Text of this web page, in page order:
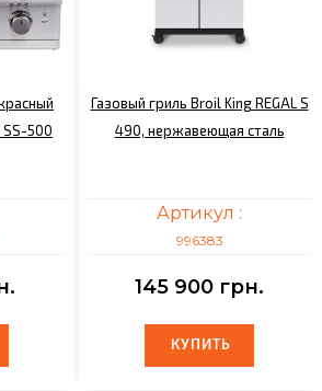
SS-500
Газовый гриль Broil King REGAL S
490, нержавеющая сталь
Артикул :
996383
145 900 грн.
КУПИТЬ
КУПИТЬ